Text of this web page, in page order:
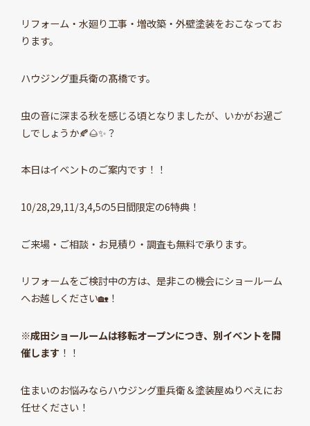
リフォーム・水廻り工事・増改築・外壁塗装をおこなってお
ります。
ハウジング重兵衛の髙橋です。
虫の音に深まる秋を感じる頃となりましたが、いかがお過ご
しでしょうか🍂🌰✨？
本日はイベントのご案内です！！
10/28,29,11/3,4,5の5日間限定の6特典！
ご来場・ご相談・お見積り・調査も無料で承ります。
リフォームをご検討中の方は、是非この機会にショールーム
へお越しください🏡！
※成田ショールームは移転オープンにつき、別イベントを開
催します ！！
住まいのお悩みならハウジング重兵衛＆塗装屋ぬりべえにお
任せください！